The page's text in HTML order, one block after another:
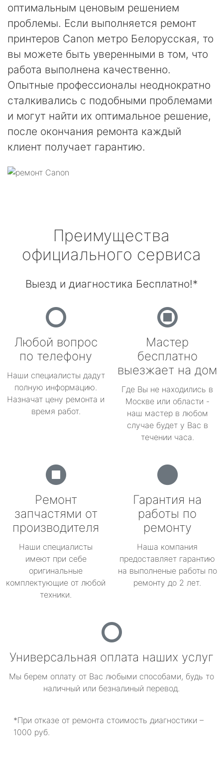
оптимальным ценовым решением
проблемы. Если выполняется ремонт
принтеров Canon метро Белорусская, то
вы можете быть уверенными в том, что
работа выполнена качественно.
Опытные профессионалы неоднократно
сталкивались с подобными проблемами
и могут найти их оптимальное решение,
после окончания ремонта каждый
клиент получает гарантию.
Преимущества
официального сервиса
Выезд и диагностика Бесплатно!*
Любой вопрос
по телефону
Наши специалисты дадут
полную информацию.
Назначат цену ремонта и
время работ.
Мастер
бесплатно
выезжает на дом
Где Вы не находились в
Москве или области -
наш мастер в любом
случае будет у Вас в
течении часа.
Ремонт
запчастями от
производителя
Наши специалисты
имеют при себе
оригинальные
комплектующие от любой
техники.
Гарантия на
работы по
ремонту
Наша компания
предоставляет гарантию
на выполненые работы по
ремонту до 2 лет.
Универсальная оплата наших услуг
Мы берем оплату от Вас любыми способами, будь то
наличный или безналиный перевод.
*При отказе от ремонта стоимость диагностики –
1000 руб.